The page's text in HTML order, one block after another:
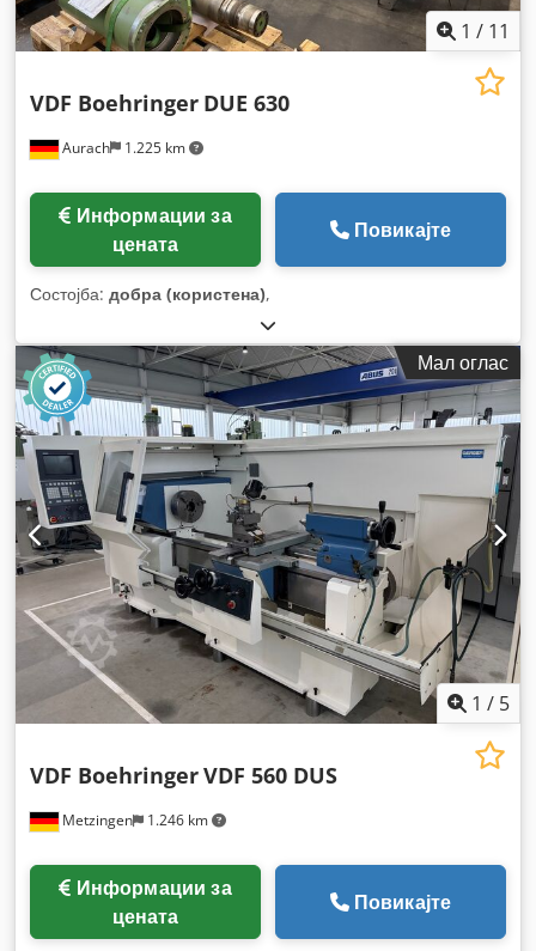
1 / 11
Aurach 1.225 km
VDF Boehringer DUE 630
цената
Повикајте
Состојба: добра (користена),
Мал оглас
1 / 5
Metzingen 1.246 km
VDF BoehringerVDF 560 DUS
цената
Повикајте